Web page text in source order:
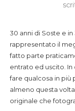
30 anni di Soste e
rappresentato il
fatto parte
entrato ed uscito.
fare qualcosa in più
almeno questa
originale che